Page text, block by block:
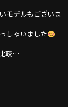
モデルもございま
しゃいました
較…